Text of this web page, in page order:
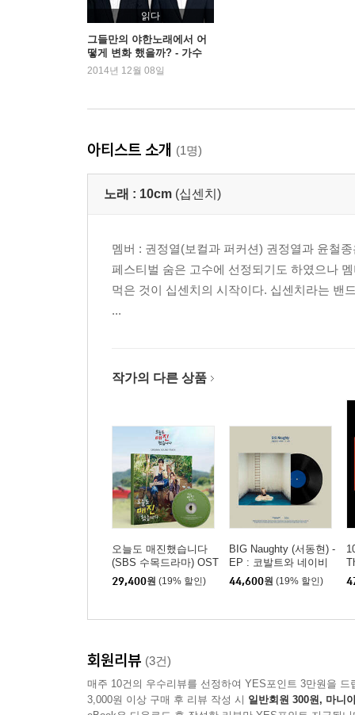
읽다
그들만의 야한노래에서 어
떻게 변화 했을까? - 가수
십센치
2014년 12월 08일
아티스트 소개 (1명)
노래 : 10cm (십센치)
멤버 : 권정열(보컬과 퍼커션) 권정열과 윤철
페스티벌 숨은 고수에 선정되기도 하였으나
먹은 것이 십센치의 시작이다. 십센치라는 밴
...
작가의 다른 상품
오늘도 매진했습니다
(SBS 수목드라마) OST
29,400원 (19% 할인)
BIG Naughty (서동현) -
EP : 코발트와 네이비
그 사이 [LP]
44,600원 (19% 할인)
회원리뷰 (3건)
매주 10건의 우수리뷰를 선정하여 YES포인트 3만원을 드
3,000원 이상 구매 후 리뷰 작성 시 일반회원 300원, 마니